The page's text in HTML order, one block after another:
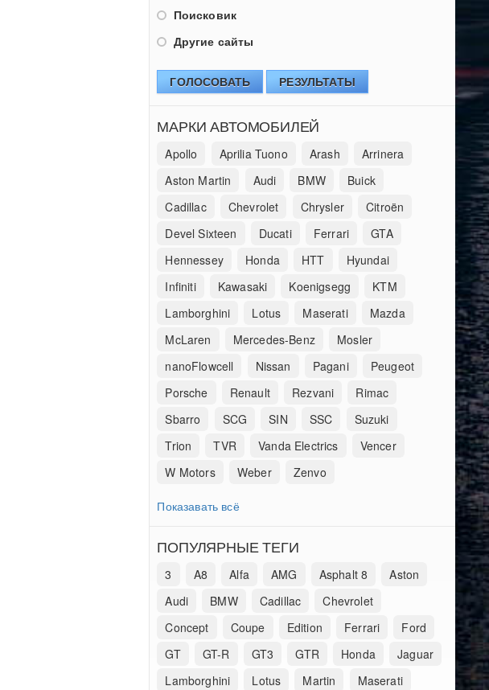
Поисковик
Другие сайты
ГОЛОСОВАТЬ РЕЗУЛЬТАТЫ
МАРКИ АВТОМОБИЛЕЙ
Apollo Aprilia Tuono Arash
Arrinera
Aston Martin
Audi BMW
Buick
Cadillac
Chevrolet Chrysler
Citroën
Devel Sixteen
Ducati Ferrari
GTA
Hennessey
Honda HTT
Hyundai
Infiniti
Kawasaki Koenigsegg
KTM
Lamborghini
Lotus Maserati
Mazda
McLaren
Mercedes-Benz
Mosler
nanoFlowcell
Nissan Pagani
Peugeot
Porsche
Renault Rezvani
Rimac
Sbarro
SCG SIN SSC
Suzuki
Trion
TVR Vanda Electrics
Vencer
W Motors
Weber Zenvo
Показавать всё
ПОПУЛЯРНЫЕ ТЕГИ
3 A8 Alfa AMG Asphalt 8
Aston
Audi
BMW Cadillac
Chevrolet
Concept
Coupe Edition Ferrari
Ford
GT
GT-R GT3 GTR Honda
Jaguar
Lamborghini
Lotus Martin
Maserati